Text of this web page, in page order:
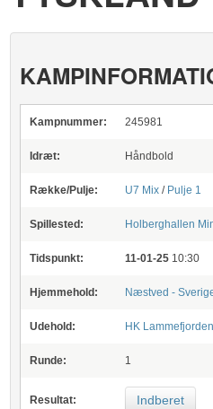
Kampnummer: 245981
Idræt: Håndbold
Række/Pulje: U7 Mix / Pulje 1
Spillested: Holberghallen
Tidspunkt: 11-01-25 10:30
Hjemmehold: Næstved -
Udehold: HK
Runde: 1
Resultat: Indberet